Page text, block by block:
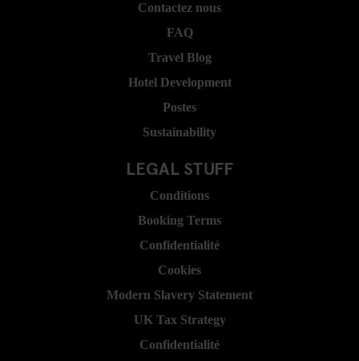
Contactez nous
FAQ
Travel Blog
Hotel Development
Postes
Sustainability
LEGAL STUFF
Conditions
Booking Terms
Confidentialité
Cookies
Modern Slavery Statement
UK Tax Strategy
Confidentialité